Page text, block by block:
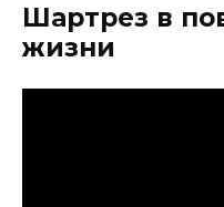
Шартрез в
жизни